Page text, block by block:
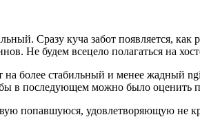
Сразу куча забот появляется, как
Не будем всецело полагаться на
на более стабильный и менее жадный
в последующем можно было оценить
попавшуюся, удовлетворяющую не